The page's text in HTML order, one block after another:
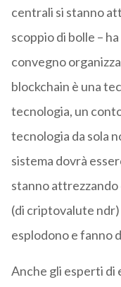
centrali si stanno
scoppio di bolle –
convegno
blockchain è una
tecnologia, un
tecnologia da sola
sistema dovrà
stanno
(di criptovalute ndr)
esplodono e fanno
Anche gli esperti di